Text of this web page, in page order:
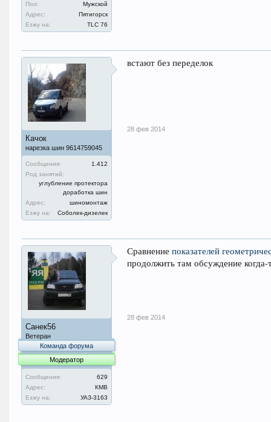
Пол:
Мужской
Адрес:
Пятигорск
Езжу на:
TLC 76
Качок
нарезка шин 9614759045
Сообщения:
1.412
Род занятий:
углубление протектора
доработка шин
Адрес:
шиномонтаж
Езжу на:
Соболек-дизелек
встают без переделок
28 фев 2014
Санек56
Ветеран
Команда форума
Модератор
Сообщения:
629
Адрес:
КМВ
Езжу на:
УАЗ-3163
Сравнение показателей
продолжить там обсуждение когда-
28 фев 2014